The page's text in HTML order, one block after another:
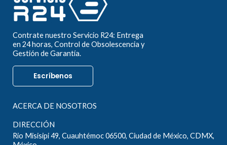
Contrate nuestro Servicio R24: Entrega
en 24 horas, Control de Obsolescencia y
Gestión de Garantía.
Escríbenos
ACERCA DE NOSOTROS
DIRECCIÓN
Rio Misisipi 49, Cuauhtémoc 06500, Ciudad de México, CDMX,